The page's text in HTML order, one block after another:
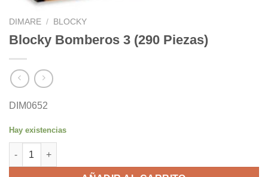
DIMARE / BLOCKY
Blocky Bomberos 3 (290 Piezas)
DIM0652
Hay existencias
Blocky Bomberos 3 (290 Piezas) cantidad